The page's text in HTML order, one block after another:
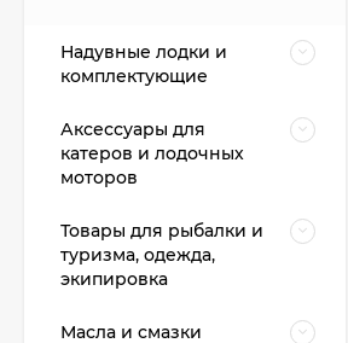
Надувные лодки и
комплектующие
Аксессуары для
катеров и лодочных
моторов
Товары для рыбалки и
туризма, одежда,
экипировка
Масла и смазки